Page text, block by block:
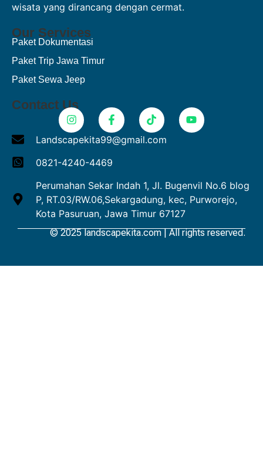
wisata yang dirancang dengan cermat.
Our Services
Paket Dokumentasi
Paket Trip Jawa Timur
Paket Sewa Jeep
Contact Us
Landscapekita99@gmail.com
0821-4240-4469
Perumahan Sekar Indah 1, Jl. Bugenvil No.6 blog
P, RT.03/RW.06,Sekargadung, kec, Purworejo,
Kota Pasuruan, Jawa Timur 67127
© 2025 landscapekita.com | All rights reserved.